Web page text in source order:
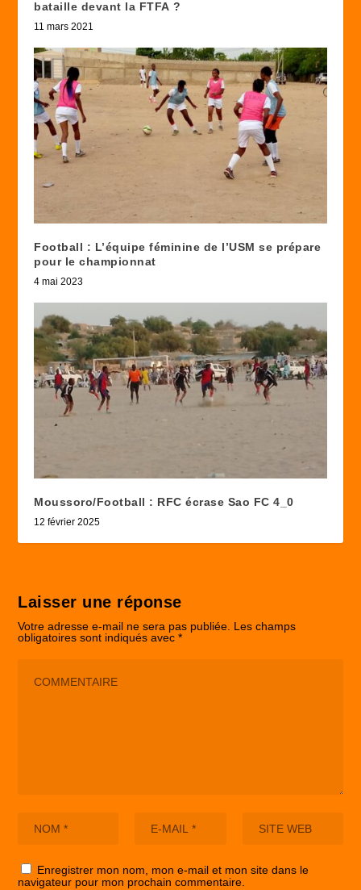
bataille devant la FTFA ?
11 mars 2021
Football : L’équipe féminine de l’USM se prépare
pour le championnat
4 mai 2023
Moussoro/Football : RFC écrase Sao FC 4_0
12 février 2025
Laisser une réponse
Votre adresse e-mail ne sera pas publiée. Les champs
obligatoires sont indiqués avec*
Enregistrer mon nom, mon e-mail et mon site dans le
navigateur pour mon prochain commentaire.